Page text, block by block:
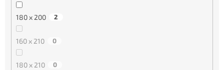
180 x 200 2
160 x 210 0
180 x 210 0